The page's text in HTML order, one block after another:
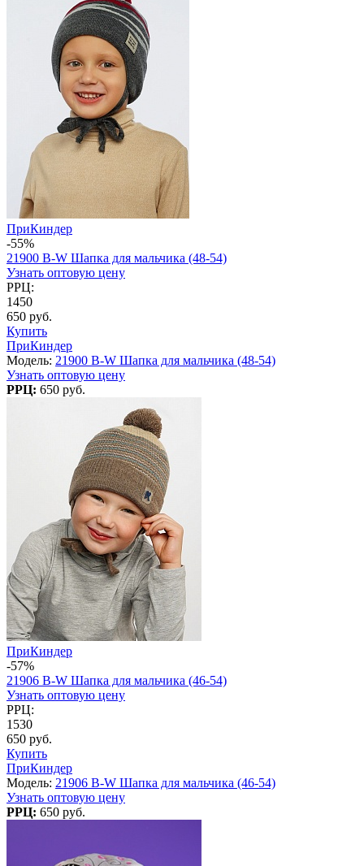
ПриКиндер
-55%
21900 B-W Шапка для мальчика (48-54)
Узнать оптовую цену
РРЦ:
1450
650 руб.
Купить
ПриКиндер
Модель: 21900 B-W Шапка для мальчика (48-54)
Узнать оптовую цену
РРЦ: 650 руб.
ПриКиндер
-57%
21906 B-W Шапка для мальчика (46-54)
Узнать оптовую цену
РРЦ:
1530
650 руб.
Купить
ПриКиндер
Модель: 21906 B-W Шапка для мальчика (46-54)
Узнать оптовую цену
РРЦ: 650 руб.